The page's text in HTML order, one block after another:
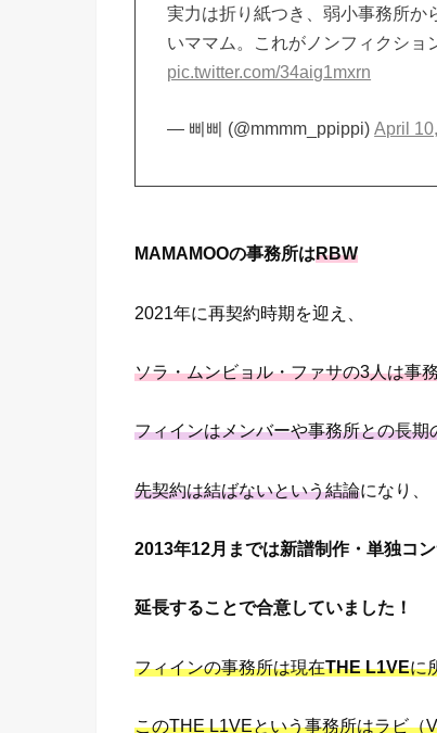
実力は折り紙つき、弱小事務所か
いママム。これがノンフィクショ
pic.twitter.com/34aig1mxrn
— 삐삐 (@mmmm_ppippi)April
MAMAMOOの事務所はRBW
2021年に再契約時期を迎え、
ソラ・ムンビョル・ファサの3人は事
フィインはメンバーや事務所との長期
先契約は結ばないという結論になり、
2013年12月までは新譜制作・単独コ
延長することで合意していました！
フィインの事務所は現在THE L1VEに
このTHE L1VEという事務所はラビ（